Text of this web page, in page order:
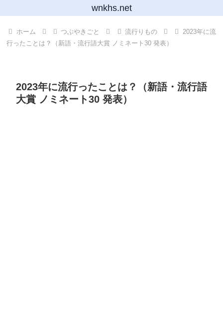
wnkhs.net
ホーム つぶやきごと 流行りもの
2023年に流
行ったことは？（新語・流行語大賞 ノミネート30 発表）
2023年に流行ったことは？（新語・流行語
大賞 ノミネート30 発表）